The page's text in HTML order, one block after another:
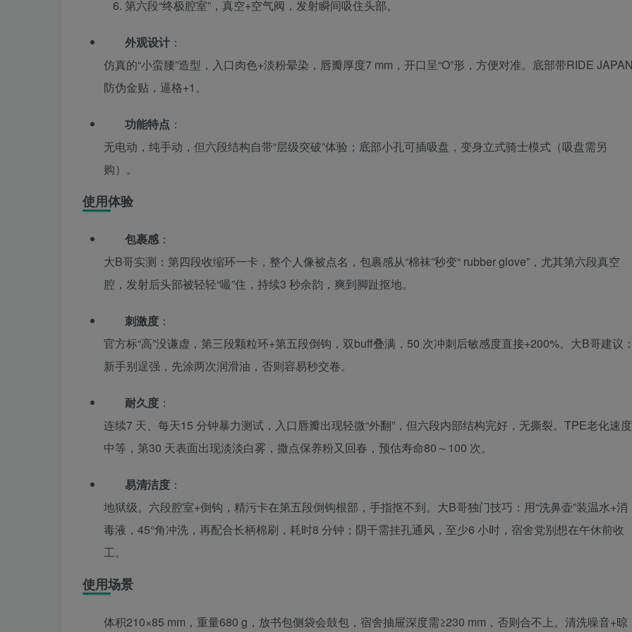
第六段“终极腔室”，真空+空气阀，发射瞬间吸住头部。
外观设计 ：
仿真的“小蛮腰”造型，入口肉色+淡粉晕染，唇瓣厚度7 mm，开口呈“O”形，方便对准。底部带RIDE
防伪金贴，逼格+1。
功能特点 ：
无电动，纯手动，但六段结构自带“层级突破”体验；底部小孔可插吸盘，变身立式骑士模式（吸盘需另
购）。
使用体验
包裹感 ：
大B哥实测：第四段收缩环一卡，整个人像被点名，包裹感从“棉袜”秒变“ rubber glove”，尤其第六段真空
腔，发射后头部被轻轻“嘬”住，持续3 秒余韵，爽到脚趾抠地。
刺激度 ：
官方标“高”没谦虚，第三段颗粒环+第五段倒钩，双buff叠满，50 次冲刺后敏感度直接+200%。大B哥建议
新手别逞强，先涂两次润滑油，否则容易秒交卷。
耐久度 ：
连续7 天、每天15 分钟暴力测试，入口唇瓣出现轻微“外翻”，但六段内部结构完好，无撕裂。TPE老化速度
中等，第30 天表面出现淡淡白雾，撒点保养粉又回春，预估寿命80～100 次。
易清洁度 ：
地狱级。六段腔室+倒钩，精污卡在第五段倒钩根部，手指抠不到。大B哥独门技巧：用“洗鼻壶”装温水+消
毒液，45°角冲洗，再配合长柄棉刷，耗时8 分钟；阴干需挂孔通风，至少6 小时，宿舍党别想在午休前收
工。
使用场景
体积210×85 mm，重量680 g，放书包侧袋会鼓包，宿舍抽屉深度需≥230 mm，否则合不上。清洗噪音+晾